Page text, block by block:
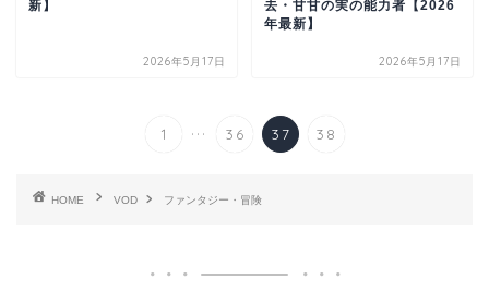
新】
2026年5月17日
去・甘甘の実の能力者【2026
年最新】
2026年5月17日
1 ... 36 37 38
HOME VOD ファンタジー・冒険